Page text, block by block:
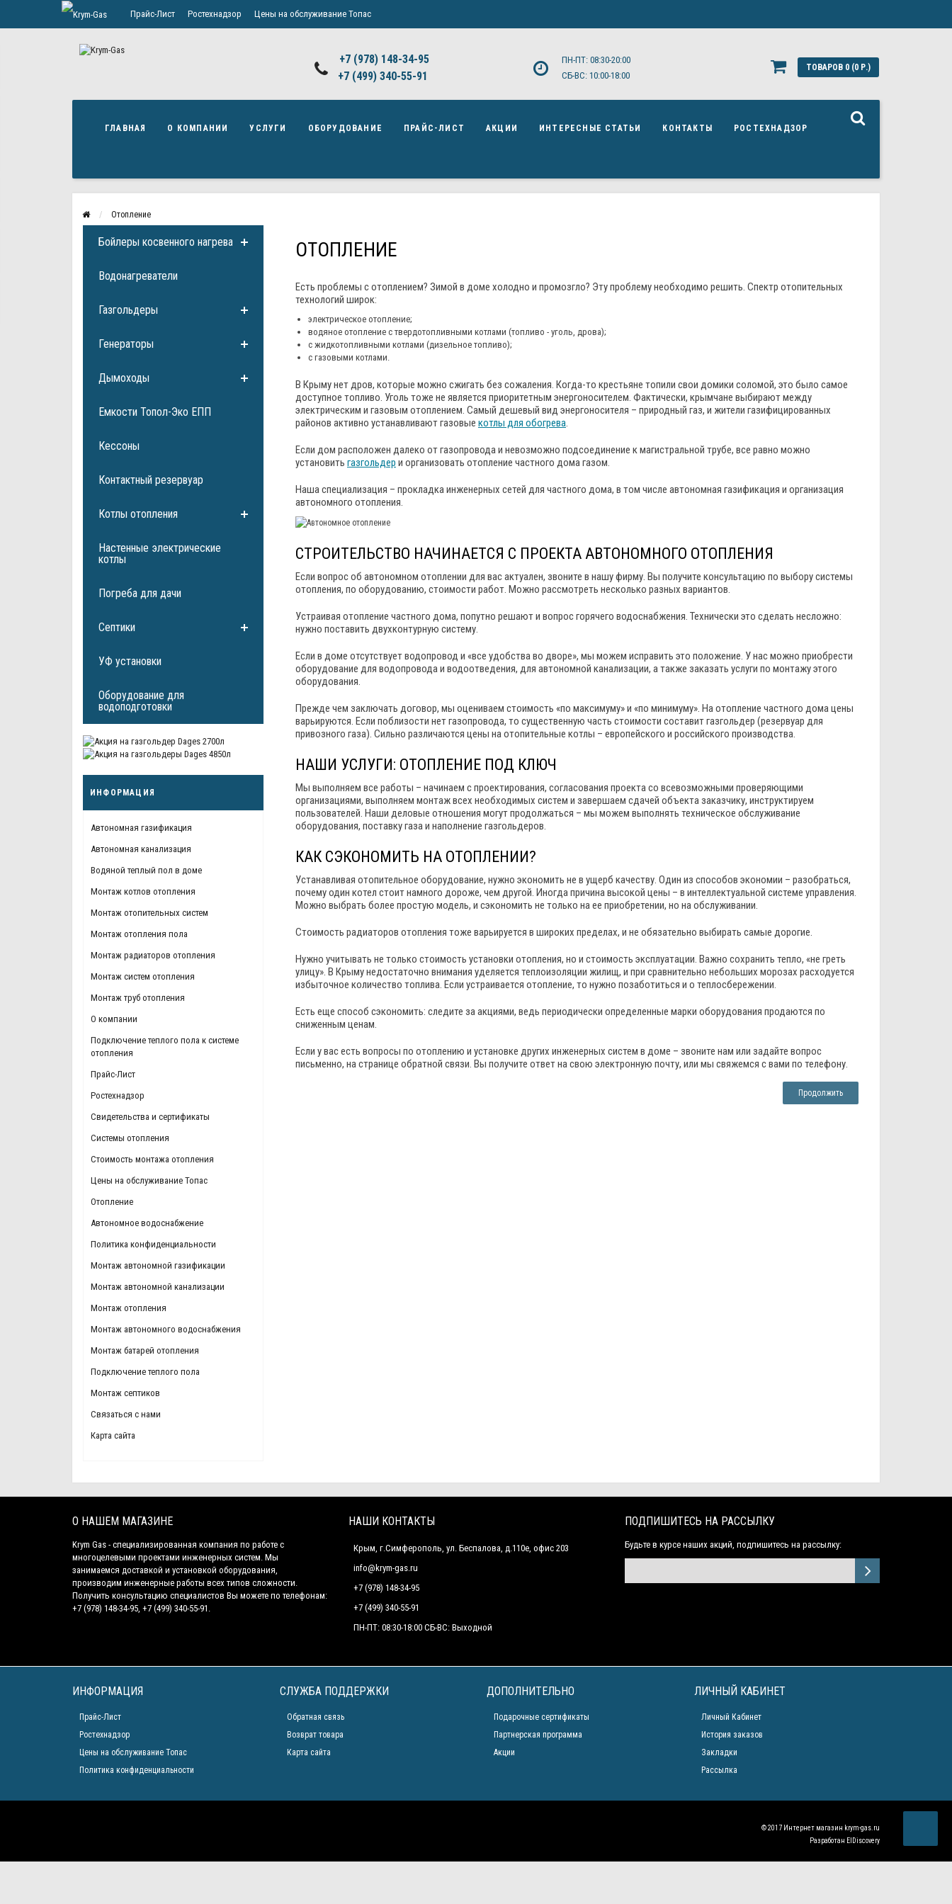
Прайс-Лист Ростехнадзор Цены на обслуживание Топас
+7 (978) 148-34-95
+7 (499) 340-55-91 ​
ПН-ПТ: 08:30-20:00
СБ-ВС: 10:00-18:00
ТОВАРОВ 0 (0 Р.)
ГЛАВНАЯ О КОМПАНИИ УСЛУГИ ОБОРУДОВАНИЕ ПРАЙС-ЛИСТ АКЦИИ ИНТЕРЕСНЫЕ СТАТЬИ КОНТАКТЫ РОСТЕХНАДЗОР
Отопление
Бойлеры косвенного нагрева
Водонагреватели
Газгольдеры
Генераторы
Дымоходы
Емкости Топол-Эко ЕПП
Кессоны
Контактный резервуар
Котлы отопления
Настенные электрические
котлы
Погреба для дачи
Септики
УФ установки
Оборудование для
водоподготовки
ИНФОРМАЦИЯ
Автономная газификация
Автономная канализация
Водяной теплый пол в доме
Монтаж котлов отопления
Монтаж отопительных систем
Монтаж отопления пола
Монтаж радиаторов отопления
Монтаж систем отопления
Монтаж труб отопления
О компании
Подключение теплого пола к системе
отопления
Прайс-Лист
Ростехнадзор
Свидетельства и сертификаты
Системы отопления
Стоимость монтажа отопления
Цены на обслуживание Топас
Отопление
Автономное водоснабжение
Политика конфиденциальности
Монтаж автономной газификации
Монтаж автономной канализации
Монтаж отопления
Монтаж автономного водоснабжения
Монтаж батарей отопления
Подключение теплого пола
Монтаж септиков
Связаться с нами
Карта сайта
ОТОПЛЕНИЕ
Есть проблемы с отоплением? Зимой в доме холодно и промозгло? Эту проблему необходимо решить. Спектр отопительных
технологий широк:
электрическое отопление;
водяное отопление с твердотопливными котлами (топливо - уголь, дрова);
с жидкотопливными котлами (дизельное топливо);
с газовыми котлами.
В Крыму нет дров, которые можно сжигать без сожаления. Когда-то крестьяне топили свои домики соломой, это было самое
доступное топливо. Уголь тоже не является приоритетным энергоносителем. Фактически, крымчане выбирают между
электрическим и газовым отоплением. Самый дешевый вид энергоносителя – природный газ, и жители газифицированных
районов активно устанавливают газовые котлы для обогрева.
Если дом расположен далеко от газопровода и невозможно подсоединение к магистральной трубе, все равно можно
установить газгольдер и организовать отопление частного дома газом.
Наша специализация – прокладка инженерных сетей для частного дома, в том числе автономная газификация и организация
автономного отопления.
СТРОИТЕЛЬСТВО НАЧИНАЕТСЯ С ПРОЕКТА АВТОНОМНОГО ОТОПЛЕНИЯ
Если вопрос об автономном отоплении для вас актуален, звоните в нашу фирму. Вы получите консультацию по выбору системы
отопления, по оборудованию, стоимости работ. Можно рассмотреть несколько разных вариантов.
Устраивая отопление частного дома, попутно решают и вопрос горячего водоснабжения. Технически это сделать несложно:
нужно поставить двухконтурную систему.
Если в доме отсутствует водопровод и «все удобства во дворе», мы можем исправить это положение. У нас можно приобрести
оборудование для водопровода и водоотведения, для автономной канализации, а также заказать услуги по монтажу этого
оборудования.
Прежде чем заключать договор, мы оцениваем стоимость «по максимуму» и «по минимуму». На отопление частного дома цены
варьируются. Если поблизости нет газопровода, то существенную часть стоимости составит газгольдер (резервуар для
привозного газа). Сильно различаются цены на отопительные котлы – европейского и российского производства.
НАШИ УСЛУГИ: ОТОПЛЕНИЕ ПОД КЛЮЧ
Мы выполняем все работы – начинаем с проектирования, согласования проекта со всевозможными проверяющими
организациями, выполняем монтаж всех необходимых систем и завершаем сдачей объекта заказчику, инструктируем
пользователей. Наши деловые отношения могут продолжаться – мы можем выполнять техническое обслуживание
оборудования, поставку газа и наполнение газгольдеров.
КАК СЭКОНОМИТЬ НА ОТОПЛЕНИИ?
Устанавливая отопительное оборудование, нужно экономить не в ущерб качеству. Один из способов экономии – разобраться,
почему один котел стоит намного дороже, чем другой. Иногда причина высокой цены – в интеллектуальной системе управления.
Можно выбрать более простую модель, и сэкономить не только на ее приобретении, но на обслуживании.
Стоимость радиаторов отопления тоже варьируется в широких пределах, и не обязательно выбирать самые дорогие.
Нужно учитывать не только стоимость установки отопления, но и стоимость эксплуатации. Важно сохранить тепло, «не греть
улицу». В Крыму недостаточно внимания уделяется теплоизоляции жилищ, и при сравнительно небольших морозах расходуется
избыточное количество топлива. Если устраивается отопление, то нужно позаботиться и о теплосбережении.
Есть еще способ сэкономить: следите за акциями, ведь периодически определенные марки оборудования продаются по
сниженным ценам.
Если у вас есть вопросы по отоплению и установке других инженерных систем в доме – звоните нам или задайте вопрос
письменно, на странице обратной связи. Вы получите ответ на свою электронную почту, или мы свяжемся с вами по телефону.
Продолжить
О НАШЕМ МАГАЗИНЕ
Krym Gas - специализированная компания по работе с
многоцелевыми проектами инженерных систем. Мы
занимаемся доставкой и установкой оборудования,
производим инженерные работы всех типов сложности.
Получить консультацию специалистов Вы можете по телефонам:
+7 (978) 148-34-95, +7 (499) 340-55-91.
НАШИ КОНТАКТЫ
Крым, г.Симферополь, ул. Беспалова, д.110е, офис 203
info@krym-gas.ru
+7 (978) 148-34-95
+7 (499) 340-55-91 ​
ПН-ПТ: 08:30-18:00 СБ-ВС: Выходной
ПОДПИШИТЕСЬ НА РАССЫЛКУ
Будьте в курсе наших акций, подпишитесь на рассылку:
ИНФОРМАЦИЯ
Прайс-Лист
Ростехнадзор
Цены на обслуживание Топас
Политика конфиденциальности
СЛУЖБА ПОДДЕРЖКИ
Обратная связь
Возврат товара
Карта сайта
ДОПОЛНИТЕЛЬНО
Подарочные сертификаты
Партнерская программа
Акции
ЛИЧНЫЙ КАБИНЕТ
Личный Кабинет
История заказов
Закладки
Рассылка
© 2017 Интернет магазин krym-gas.ru
Разработан ElDiscovery